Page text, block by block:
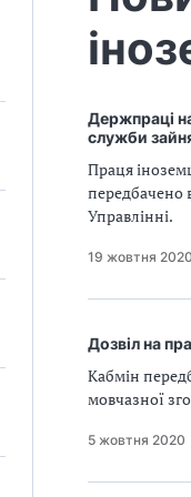
Держпраці
служби
Праця
передбачено
Управлінні.
19 жовтня
Дозвіл на
Кабмін
мовчазної
5 жовтня 2020